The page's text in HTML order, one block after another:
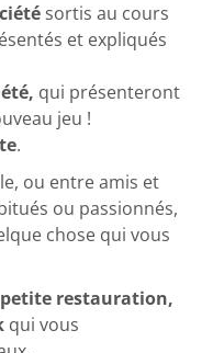
sortis au cours
et expliqués
qui présenteront
jeu !
.
ou entre amis et
ou passionnés,
chose qui vous
petite restauration,
qui vous